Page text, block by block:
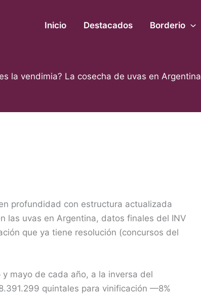
Inicio Destacados Borderio
la vendimia? La cosecha de uvas en Argentina
profundidad con estructura actualizada
las uvas en Argentina, datos finales del INV
que ya tiene resolución (concursos del
mayo de cada año, a la inversa del
quintales para vinificación —8%